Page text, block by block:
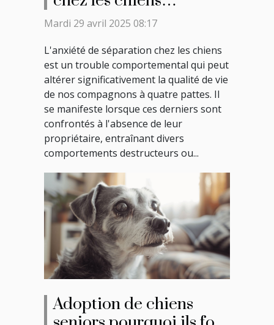
Stratégies
un bien-être accru
Mardi 29 avril 2025 08:17
L'anxiété de séparation chez les chiens
est un trouble comportemental qui peut
altérer significativement la qualité de vie
de nos compagnons à quatre pattes. Il
se manifeste lorsque ces derniers sont
confrontés à l'absence de leur
propriétaire, entraînant divers
comportements destructeurs ou...
Adoption de chiens